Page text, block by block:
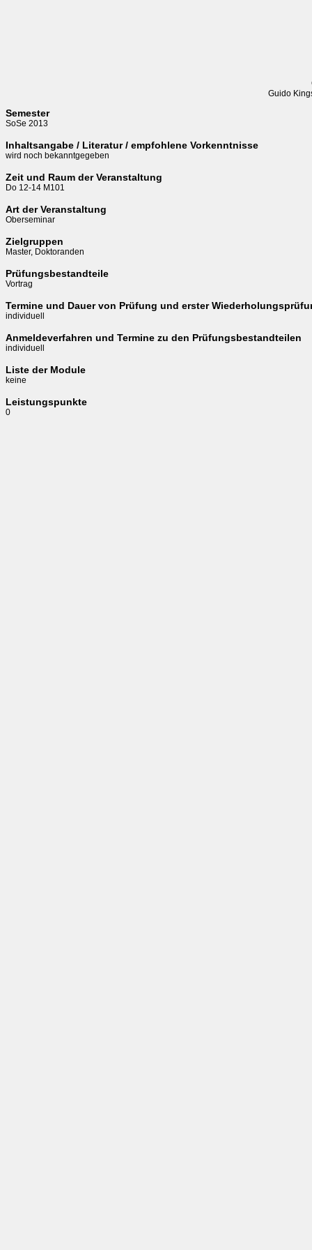
Guido
Semester
SoSe 2013
Inhaltsangabe / Literatur / empfohlene Vorkenntnisse
wird noch bekanntgegeben
Zeit und Raum der Veranstaltung
Do 12-14 M101
Art der Veranstaltung
Oberseminar
Zielgruppen
Master, Doktoranden
Prüfungsbestandteile
Vortrag
Termine und Dauer von Prüfung und erster
individuell
Anmeldeverfahren und Termine zu den Prüfungsbestandteilen
individuell
Liste der Module
keine
Leistungspunkte
0